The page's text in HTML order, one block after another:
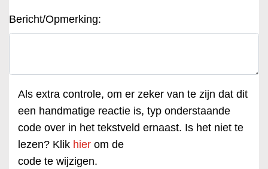
Bericht/Opmerking:
Als extra controle, om er zeker van te zijn dat dit
een handmatige reactie is, typ onderstaande
code over in het tekstveld ernaast. Is het niet te
lezen? Klik hier om de
code te wijzigen.